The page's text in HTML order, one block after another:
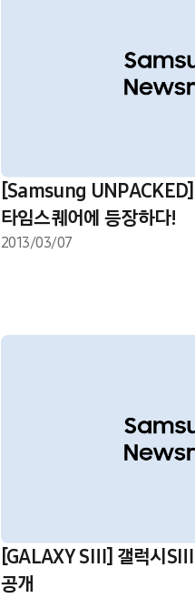
[Samsung
타임스퀘어에 등장하다!
2013/03/07
[GALAXY SⅢ] 갤럭시SⅢ
공개